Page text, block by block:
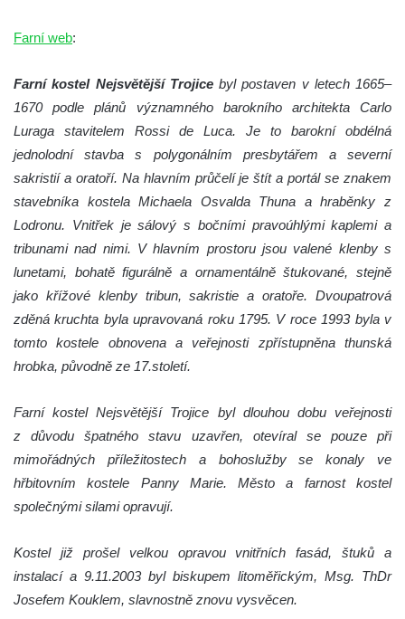
Křížová cesta Římov – II. kaple – Poslední
Křížová cesta Římov – I. kaple – Loučení
Ježíše s Pannou Marií
Márnice na hřbitově v Římově
Kaple v Horním Třeboníně
Kaple mezi Dolním Třebonínem a Horním
Třebonínem
Kaple v severní části Dolního Třebonína
Márnice na hřbitově v Rybniště
Kaple u kostela svatého Jiljí v Lužci nad
Vltavou
Kaple Božího těla na hřbitově v Hostíně u
Vojkovic
Kostel Nanebevzetí Panny Marie v Hostíně
u Vojkovic
Kaple svatého Bartoloměje v Bukolu
Vltavou
Farní web:
Farní kostel Nejsvětější Trojicebyl postaven v letech 1665–
1670 podle plánů významného barokního architekta Carlo
Luraga stavitelem Rossi de Luca. Je to barokní obdélná
jednolodní stavba s polygonálním presbytářem a severní
sakristií a oratoří. Na hlavním průčelí je štít a portál se znakem
stavebníka kostela Michaela Osvalda Thuna a hraběnky z
Lodronu. Vnitřek je sálový s bočními pravoúhlými kaplemi a
tribunami nad nimi. V hlavním prostoru jsou valené klenby s
lunetami, bohatě figurálně a ornamentálně štukované, stejně
jako křížové klenby tribun, sakristie a oratoře. Dvoupatrová
zděná kruchta byla upravovaná roku 1795. V roce 1993 byla v
tomto kostele obnovena a veřejnosti zpřístupněna thunská
hrobka, původně ze 17.století.
Farní kostel Nejsvětější Trojice byl dlouhou dobu veřejnosti
z důvodu špatného stavu uzavřen, otevíral se pouze při
mimořádných příležitostech a bohoslužby se konaly ve
hřbitovním kostele Panny Marie. Město a farnost kostel
společnými silami opravují.
Kostel již prošel velkou opravou vnitřních fasád, štuků a
instalací a 9.11.2003 byl biskupem litoměřickým, Msg. ThDr
Josefem Kouklem, slavnostně znovu vysvěcen.